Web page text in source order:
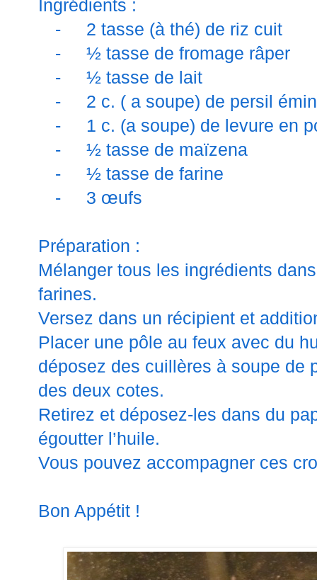
Ingrédients :
-
2 tasse (à thé) de riz cuit
-
½ tasse de fromage râper
-
½ tasse de lait
-
2 c. ( a soupe) de persil
-
1 c. (a soupe) de levure en
-
½ tasse de maïzena
-
½ tasse de farine
-
3 œufs
Préparation :
Mélanger tous les ingrédients
farines.
Versez dans un récipient et
Placer une pôle au feux avec du
déposez des cuillères à soupe de
des deux cotes.
Retirez et déposez-les dans du
égoutter l’huile.
Vous pouvez accompagner ces
Bon Appétit !